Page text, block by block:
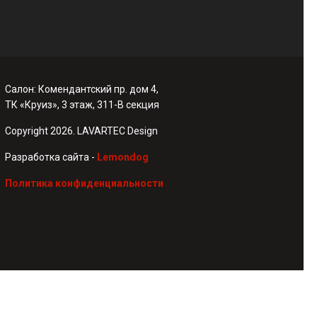
Салон: Комендантский пр. дом 4,
ТК «Круиз», 3 этаж, 311-В секция
Copyright 2026. LAVARTEC Design
Разработка сайта - Lemondog
Политика конфиденциальности